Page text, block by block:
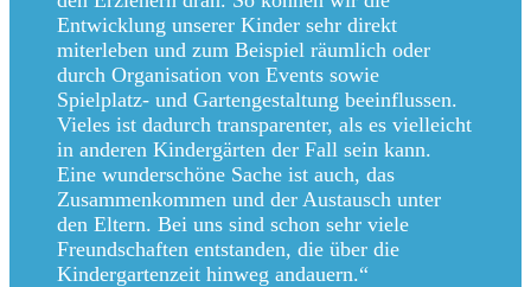
Entwicklung unserer Kinder sehr direkt
miterleben und zum Beispiel räumlich oder
durch Organisation von Events sowie
Spielplatz- und Gartengestaltung beeinflussen.
Vieles ist dadurch transparenter, als es vielleicht
in anderen Kindergärten der Fall sein kann.
Eine wunderschöne Sache ist auch, das
Zusammenkommen und der Austausch unter
den Eltern. Bei uns sind schon sehr viele
Freundschaften entstanden, die über die
Kindergartenzeit hinweg andauern.“